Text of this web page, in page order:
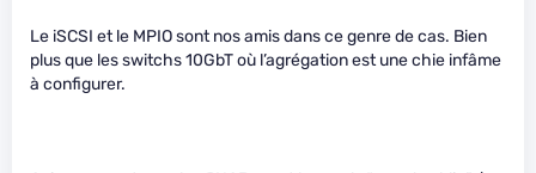
Le iSCSI et le MPIO sont nos amis dans ce genre de cas. Bien
plus que les switchs 10GbT où l’agrégation est une chie infâme
à configurer.